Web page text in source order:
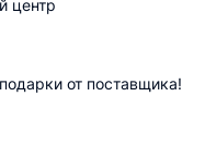
центр
от поставщика!